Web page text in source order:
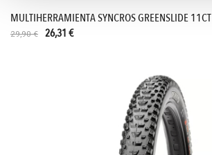
MULTIHERRAMIENTA SYNCROS GREENSLIDE 11CT
29,90 € 26,31 €